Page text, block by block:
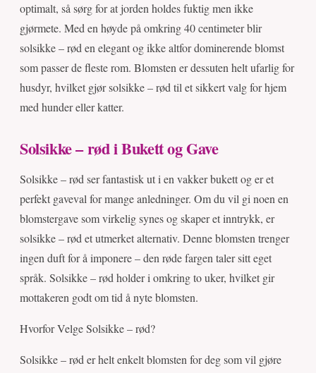
optimalt, så sørg for at jorden holdes fuktig men ikke
gjørmete. Med en høyde på omkring 40 centimeter blir
solsikke – rød en elegant og ikke altfor dominerende blomst
som passer de fleste rom. Blomsten er dessuten helt ufarlig for
husdyr, hvilket gjør solsikke – rød til et sikkert valg for hjem
med hunder eller katter.
Solsikke – rød i Bukett og Gave
Solsikke – rød ser fantastisk ut i en vakker bukett og er et
perfekt gaveval for mange anledninger. Om du vil gi noen en
blomstergave som virkelig synes og skaper et inntrykk, er
solsikke – rød et utmerket alternativ. Denne blomsten trenger
ingen duft for å imponere – den røde fargen taler sitt eget
språk. Solsikke – rød holder i omkring to uker, hvilket gir
mottakeren godt om tid å nyte blomsten.
Hvorfor Velge Solsikke – rød?
Solsikke – rød er helt enkelt blomsten for deg som vil gjøre